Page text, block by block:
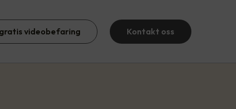
videobefaring Kontakt oss